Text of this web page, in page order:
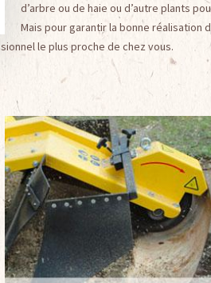
d’arbre ou de haie ou d’autre plants
Mais pour garantir la bonne réalisation
le plus proche de chez vous.